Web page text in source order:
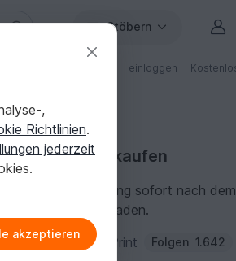
Stöbern
einloggen
kaufen
kannst die Anleitung sofort nach
Zahlung herunterladen.
VeronikaHug-Print Folgen 1.642
,
Richtlinien.
jederzeit
akzeptieren